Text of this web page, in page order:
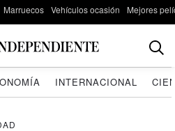
Marruecos Vehículos ocasión Mejores
INTERNACIONAL